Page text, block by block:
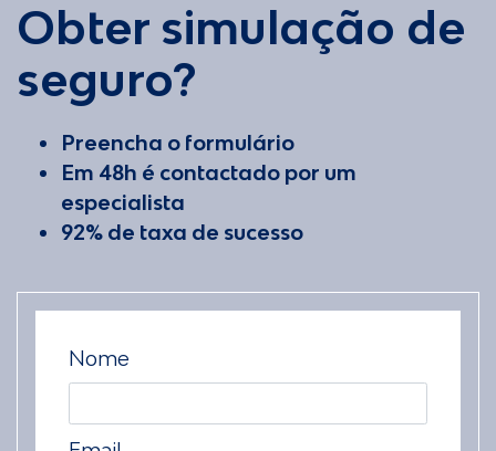
Obter simulação de
seguro?
Preencha o formulário
Em 48h é contactado por um
especialista
92% de taxa de sucesso
Nome